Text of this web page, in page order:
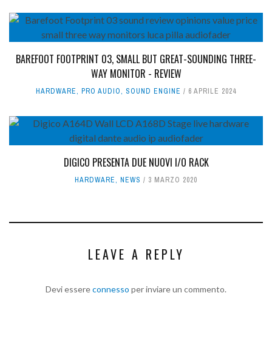
BAREFOOT FOOTPRINT 03, SMALL BUT GREAT-SOUNDING THREE-
WAY MONITOR - REVIEW
HARDWARE, PRO AUDIO, SOUND ENGINE 6 APRILE 2024
DIGICO PRESENTA DUE NUOVI I/O RACK
HARDWARE, NEWS 3 MARZO 2020
LEAVE A REPLY
Devi essereconnesso per inviare un commento.